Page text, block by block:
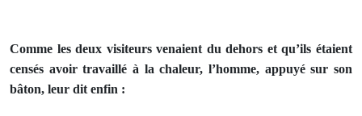
Comme les deux visiteurs venaient du dehors et qu’ils étaient
censés avoir travaillé à la chaleur, l’homme, appuyé sur son
bâton, leur dit enfin :